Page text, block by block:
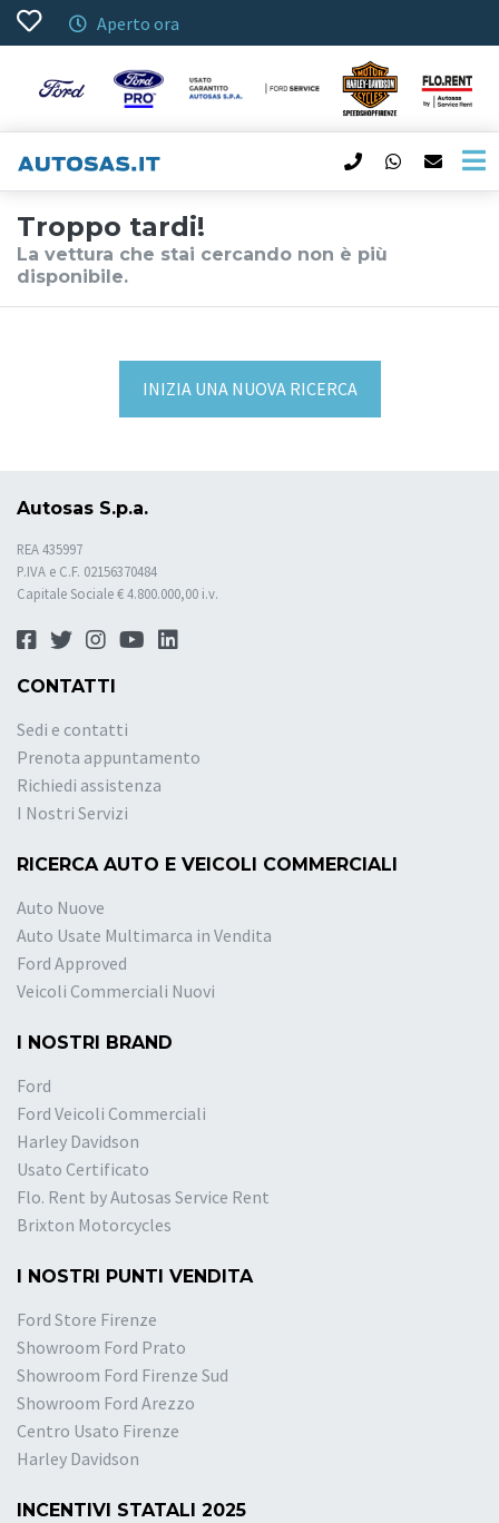
Aperto ora
Troppo tardi!
La vettura che stai cercando non è più
disponibile.
INIZIA UNA NUOVA RICERCA
Autosas S.p.a.
REA 435997
P.IVA e C.F. 02156370484
Capitale Sociale € 4.800.000,00 i.v.
CONTATTI
Sedi e contatti
Prenota appuntamento
Richiedi assistenza
I Nostri Servizi
RICERCA AUTO E VEICOLI COMMERCIALI
Auto Nuove
Auto Usate Multimarca in Vendita
Ford Approved
Veicoli Commerciali Nuovi
I NOSTRI BRAND
Ford
Ford Veicoli Commerciali
Harley Davidson
Usato Certificato
Flo. Rent by Autosas Service Rent
Brixton Motorcycles
I NOSTRI PUNTI VENDITA
Ford Store Firenze
Showroom Ford Prato
Showroom Ford Firenze Sud
Showroom Ford Arezzo
Centro Usato Firenze
Harley Davidson
INCENTIVI STATALI 2025